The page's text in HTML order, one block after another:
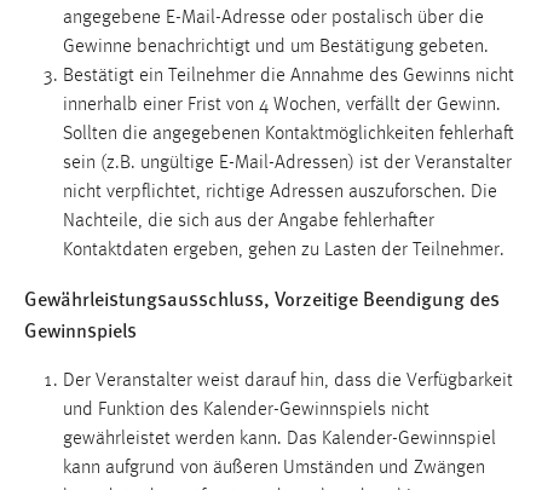
angegebene E-Mail-Adresse oder postalisch über die
Gewinne benachrichtigt und um Bestätigung gebeten.
Bestätigt ein Teilnehmer die Annahme des Gewinns nicht
innerhalb einer Frist von 4 Wochen, verfällt der Gewinn.
Sollten die angegebenen Kontaktmöglichkeiten fehlerhaft
sein (z.B. ungültige E-Mail-Adressen) ist der Veranstalter
nicht verpflichtet, richtige Adressen auszuforschen. Die
Nachteile, die sich aus der Angabe fehlerhafter
Kontaktdaten ergeben, gehen zu Lasten der Teilnehmer.
Gewährleistungsausschluss, Vorzeitige Beendigung des
Gewinnspiels
Der Veranstalter weist darauf hin, dass die Verfügbarkeit
und Funktion des Kalender-Gewinnspiels nicht
gewährleistet werden kann. Das Kalender-Gewinnspiel
kann aufgrund von äußeren Umständen und Zwängen